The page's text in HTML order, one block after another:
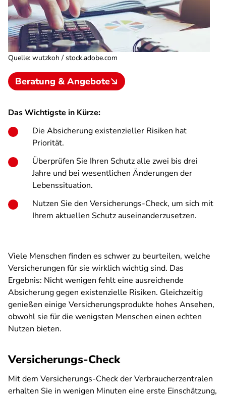
Quelle: wutzkoh / stock.adobe.com
Beratung & Angebote
Das Wichtigste in Kürze:
Die Absicherung existenzieller Risiken hat
Priorität.
Überprüfen Sie Ihren Schutz alle zwei bis drei
Jahre und bei wesentlichen Änderungen der
Lebenssituation.
Nutzen Sie den Versicherungs-Check, um sich mit
Ihrem aktuellen Schutz auseinanderzusetzen.
Viele Menschen finden es schwer zu beurteilen, welche
Versicherungen für sie wirklich wichtig sind. Das
Ergebnis: Nicht wenigen fehlt eine ausreichende
Absicherung gegen existenzielle Risiken. Gleichzeitig
genießen einige Versicherungsprodukte hohes Ansehen,
obwohl sie für die wenigsten Menschen einen echten
Nutzen bieten.
Versicherungs-Check
Mit dem Versicherungs-Check der Verbraucherzentralen
erhalten Sie in wenigen Minuten eine erste Einschätzung,